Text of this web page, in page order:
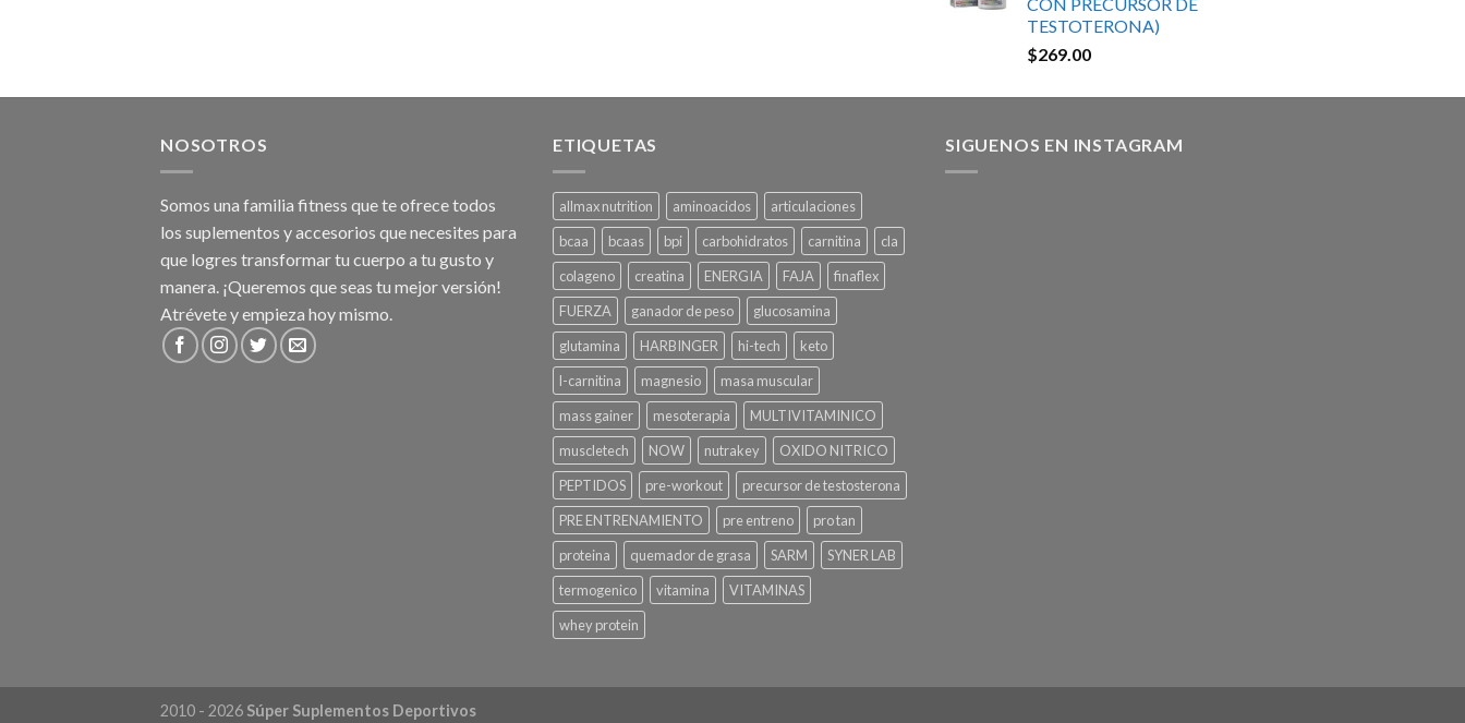
TESTOTERONA)
$269.00
NOSOTROS
Somos una familia fitness que te ofrece todos
los suplementos y accesorios que necesites para
que logres transformar tu cuerpo a tu gusto y
manera. ¡Queremos que seas tu mejor versión!
Atrévete y empieza hoy mismo.
ETIQUETAS
allmax nutrition aminoacidos
articulaciones
bcaa
bcaas bpi carbohidratos carnitina
cla
colageno
creatina ENERGIA FAJA
finaflex
FUERZA
ganador de peso
glucosamina
glutamina
HARBINGER hi-tech
keto
l-carnitina
magnesio
masa muscular
mass gainer
mesoterapia
MULTIVITAMINICO
muscletech
NOW nutrakey
OXIDO NITRICO
PEPTIDOS
pre-workout
precursor de testosterona
PRE ENTRENAMIENTO
pre entreno
pro tan
proteina
quemador de grasa SARM
SYNER LAB
termogenico
vitamina
VITAMINAS
whey protein
SIGUENOS EN INSTAGRAM
2010 - 2026 Súper Suplementos Deportivos